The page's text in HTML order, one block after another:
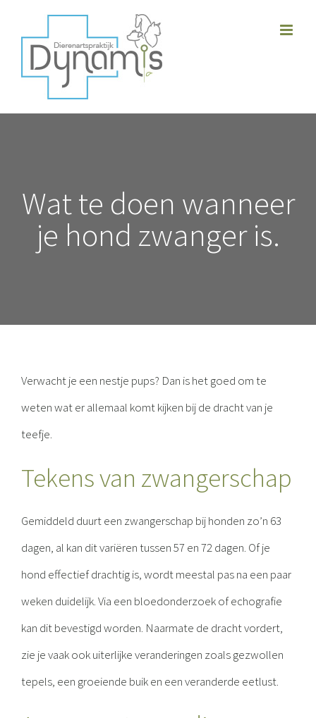
content
Wat te doen wanneer
je hond zwanger is.
Verwacht je een nestje pups? Dan is het goed om te
weten wat er allemaal komt kijken bij de dracht van je
teefje.
Tekens van zwangerschap
Gemiddeld duurt een zwangerschap bij honden zo’n 63
dagen, al kan dit variëren tussen 57 en 72 dagen. Of je
hond effectief drachtig is, wordt meestal pas na een paar
weken duidelijk. Via een bloedonderzoek of echografie
kan dit bevestigd worden. Naarmate de dracht vordert,
zie je vaak ook uiterlijke veranderingen zoals gezwollen
tepels, een groeiende buik en een veranderde eetlust.